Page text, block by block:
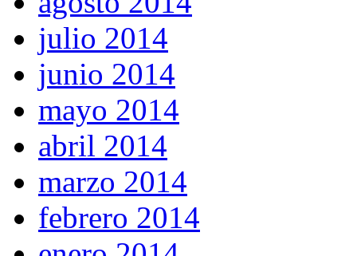
julio 2014
junio 2014
mayo 2014
abril 2014
marzo 2014
febrero 2014